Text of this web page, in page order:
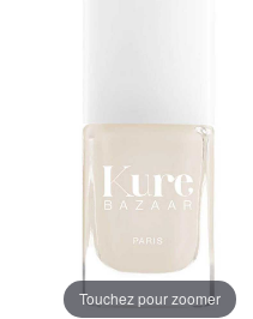
Touchez pour zoomer